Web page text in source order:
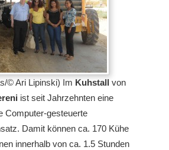
© Ari Lipinski) Im Kuhstall von
ist seit Jahrzehnten eine
Computer-gesteuerte
Damit können ca. 170 Kühe
innerhalb von ca. 1.5 Stunden